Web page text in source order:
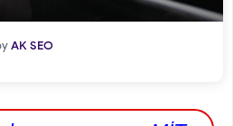
AK SEO